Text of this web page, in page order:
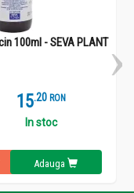
100ml - SEVA PLANT
15.2 RON
In stoc
Adauga